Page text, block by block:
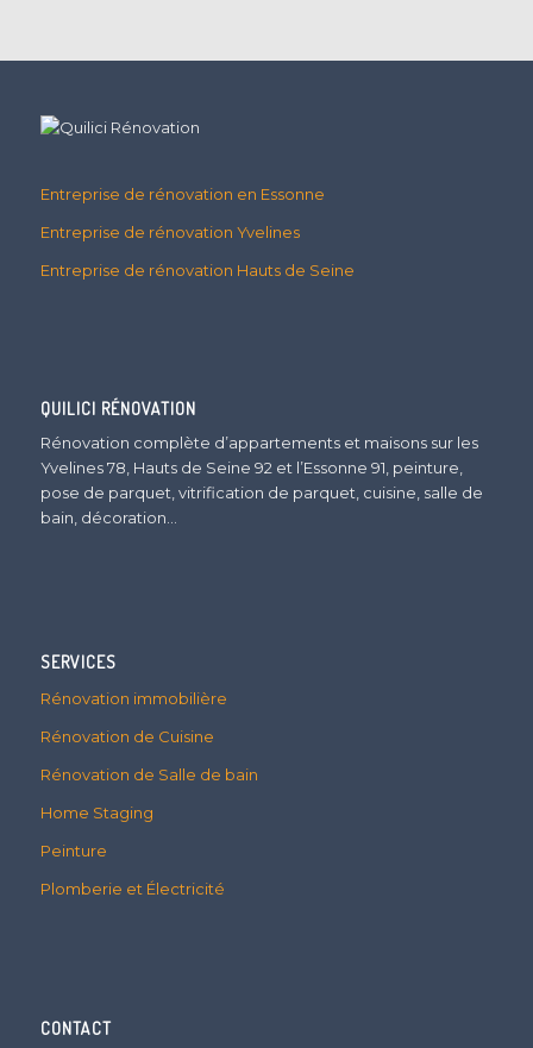
Entreprise de rénovation en Essonne
Entreprise de rénovation Yvelines
Entreprise de rénovation Hauts de Seine
QUILICI RÉNOVATION
Rénovation complète d’appartements et maisons sur les
Yvelines 78, Hauts de Seine 92 et l’Essonne 91, peinture,
pose de parquet, vitrification de parquet, cuisine, salle de
bain, décoration…
SERVICES
Rénovation immobilière
Rénovation de Cuisine
Rénovation de Salle de bain
Home Staging
Peinture
Plomberie et Électricité
CONTACT